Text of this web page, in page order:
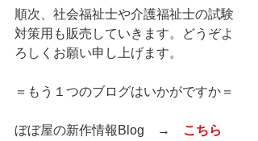
順次、社会福祉士や介護福祉士の試験
対策用も販売していきます。どうぞよ
ろしくお願い申し上げます。
＝もう１つのブログはいかがですか＝
ぼぼ屋の新作情報Blog　→
こちら